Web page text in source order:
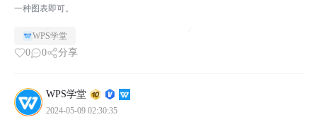
一种图表即可。
WPS学堂
0 0 分享
WPS学堂
2024-05-09 02:30:35